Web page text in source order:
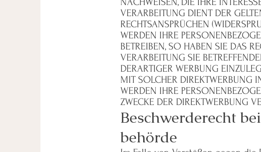
VERARBEITUNG DIENT DER
RECHTSANSPRÜCHEN
WERDEN IHRE
BETREIBEN, SO HABEN SIE DAS
VERARBEITUNG SIE
DERARTIGER WERBUNG
MIT SOLCHER DIREKTWERBUNG
WERDEN IHRE
ZWECKE DER DIREKTWERBUNG
Beschwerde­recht
behörde